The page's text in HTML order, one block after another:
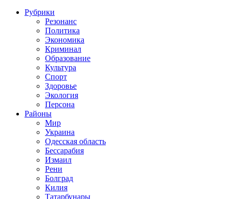
Рубрики
Резонанс
Политика
Экономика
Криминал
Образование
Культура
Спорт
Здоровье
Экология
Персона
Районы
Мир
Украина
Одесская область
Бессарабия
Измаил
Рени
Болград
Килия
Татарбунары